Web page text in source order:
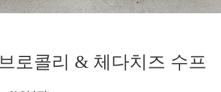
로콜리 & 체다치즈 수프